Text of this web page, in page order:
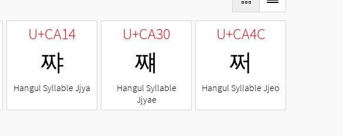
U+CA14
쨔
Hangul Syllable Jjya
U+CA30
쨰
Hangul Syllable
Jjyae
U+CA4C
쩌
Hangul Syllable Jjeo